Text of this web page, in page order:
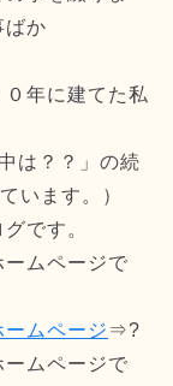
ばか
年に建てた私
は？？」の続
います。）
です。
ムページで
ムページ ⇒?
ームページで